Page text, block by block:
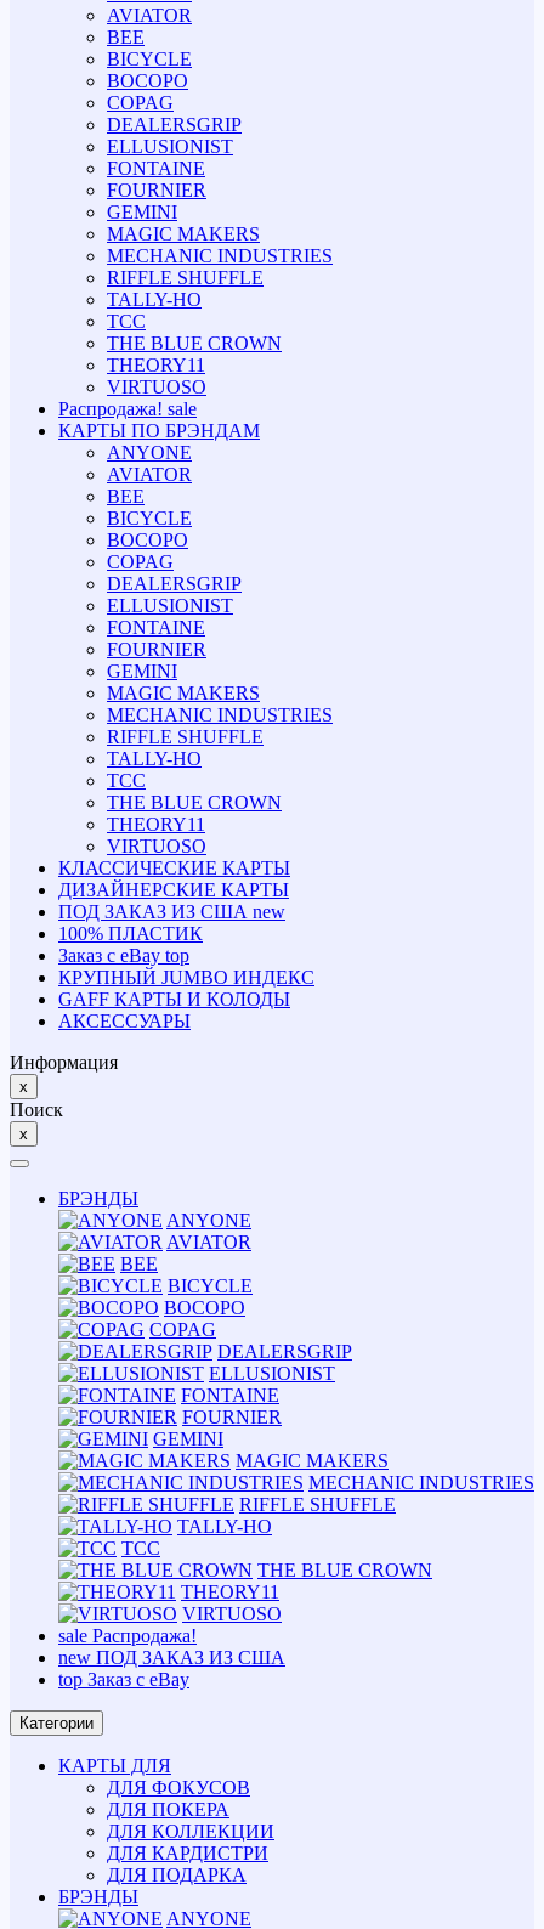
AVIATOR
BEE
BICYCLE
BOCOPO
COPAG
DEALERSGRIP
ELLUSIONIST
FONTAINE
FOURNIER
GEMINI
MAGIC MAKERS
MECHANIC INDUSTRIES
RIFFLE SHUFFLE
TALLY-HO
TCC
THE BLUE CROWN
THEORY11
VIRTUOSO
Распродажа! sale
КАРТЫ ПО БРЭНДАМ
ANYONE
AVIATOR
BEE
BICYCLE
BOCOPO
COPAG
DEALERSGRIP
ELLUSIONIST
FONTAINE
FOURNIER
GEMINI
MAGIC MAKERS
MECHANIC INDUSTRIES
RIFFLE SHUFFLE
TALLY-HO
TCC
THE BLUE CROWN
THEORY11
VIRTUOSO
КЛАССИЧЕСКИЕ КАРТЫ
ДИЗАЙНЕРСКИЕ КАРТЫ
ПОД ЗАКАЗ ИЗ США new
100% ПЛАСТИК
Заказ с eBay top
КРУПНЫЙ JUMBO ИНДЕКС
GAFF КАРТЫ И КОЛОДЫ
АКСЕССУАРЫ
Информация
x
Поиск
x
БРЭНДЫ
ANYONE
AVIATOR
BEE
BICYCLE
BOCOPO
COPAG
DEALERSGRIP
ELLUSIONIST
FONTAINE
FOURNIER
GEMINI
MAGIC MAKERS
MECHANIC INDUSTRIES
RIFFLE SHUFFLE
TALLY-HO
TCC
THE BLUE CROWN
THEORY11
VIRTUOSO
sale Распродажа!
new ПОД ЗАКАЗ ИЗ США
top Заказ с eBay
Категории
КАРТЫ ДЛЯ
ДЛЯ ФОКУСОВ
ДЛЯ ПОКЕРА
ДЛЯ КОЛЛЕКЦИИ
ДЛЯ КАРДИСТРИ
ДЛЯ ПОДАРКА
БРЭНДЫ
ANYONE